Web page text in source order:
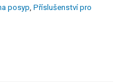
posyp Příslušenství pro